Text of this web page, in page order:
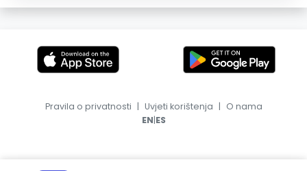
Pravila o privatnosti | Uvjeti korištenja | O nama
EN|ES